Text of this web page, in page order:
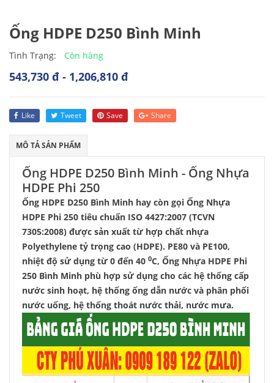
Ống HDPE D250 Bình Minh
Tình Trạng: Còn hàng
543,730 đ - 1,206,810 đ
Like Tweet Save Share
MÔ TẢ SẢN PHẨM
Ống HDPE D250 Bình Minh - Ống Nhựa
HDPE Phi 250
Ống HDPE D250 Bình Minh hay còn gọi Ống Nhựa
HDPE Phi 250 tiêu chuẩn ISO 4427:2007 (TCVN
7305:2008) được sản xuất từ hợp chất nhựa
Polyethylene tỷ trọng cao (HDPE). PE80 và PE100,
nhiệt độ sử dụng từ 0 đến 40 0C, Ống Nhựa HDPE Phi
250 Bình Minh phù hợp sử dụng cho các hệ thống cấp
nước sinh hoạt, hệ thống ống dẫn nước và phân phối
nước uống, hệ thống thoát nước thải, nước mưa.